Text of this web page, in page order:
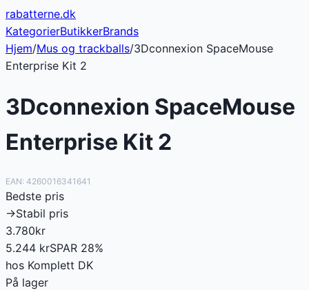
rabatterne.dk
KategorierButikkerBrands
Hjem/Mus og trackballs/3Dconnexion SpaceMouse
Enterprise Kit 2
3Dconnexion SpaceMouse
Enterprise Kit 2
EAN: 4260016341641
Bedste pris
→Stabil pris
3.780kr
5.244 krSPAR 28%
hos Komplett DK
På lager